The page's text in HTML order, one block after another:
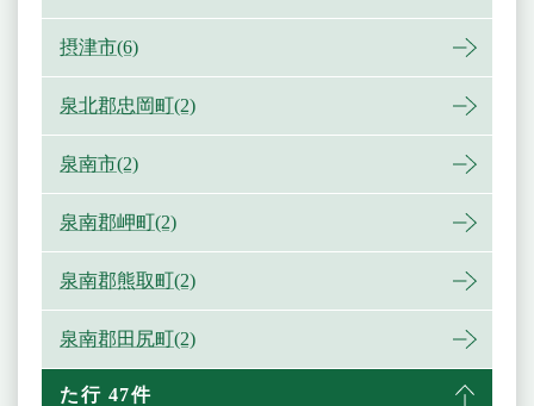
摂津市(6)
泉北郡忠岡町(2)
泉南市(2)
泉南郡岬町(2)
泉南郡熊取町(2)
泉南郡田尻町(2)
た行 47件